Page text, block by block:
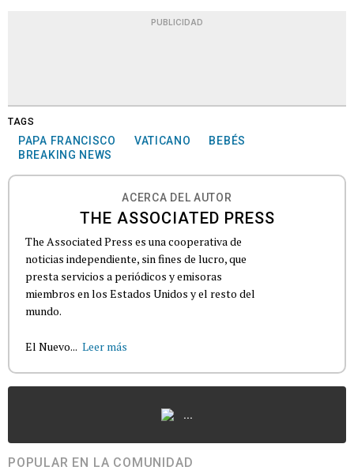
PUBLICIDAD
TAGS
PAPA FRANCISCO VATICANO
BEBÉS
BREAKING NEWS
ACERCA DEL AUTOR
THE ASSOCIATED PRESS
The Associated Press es una cooperativa de
noticias independiente, sin fines de lucro, que
presta servicios a periódicos y emisoras
miembros en los Estados Unidos y el resto del
mundo.
El Nuevo... Leer más
...
POPULAR EN LA COMUNIDAD